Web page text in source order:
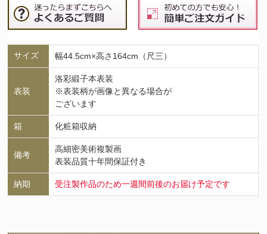
サイズ 幅44.5cm×高さ164cm（尺三）
表装
洛彩緞子本表装
※表装柄が画像と異なる場合が
ございます
箱 化粧箱収納
備考
高細密美術複製画
表装品質十年間保証付き
納期 受注製作品のため一週間前後のお届け予定です